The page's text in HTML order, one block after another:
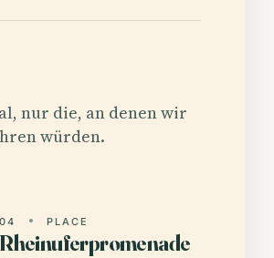
nur die, an denen wir
würden.
04 PLACE
Rheinuferpromenade